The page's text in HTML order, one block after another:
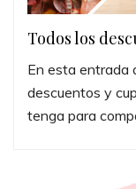
Todos los
En esta entrada
descuentos y
tenga para